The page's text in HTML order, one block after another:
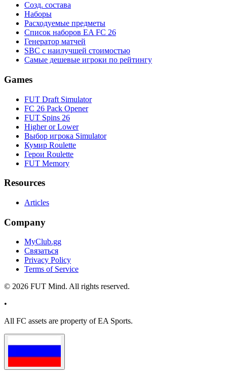
Созд. состава
Наборы
Расходуемые предметы
Список наборов EA FC 26
Генератор матчей
SBC с наилучшей стоимостью
Самые дешевые игроки по рейтингу
Games
FUT Draft Simulator
FC 26 Pack Opener
FUT Spins 26
Higher or Lower
Выбор игрока Simulator
Кумир Roulette
Герои Roulette
FUT Memory
Resources
Articles
Company
MyClub.gg
Связаться
Privacy Policy
Terms of Service
© 2026 FUT Mind. All rights reserved.
•
All FC assets are property of EA Sports.